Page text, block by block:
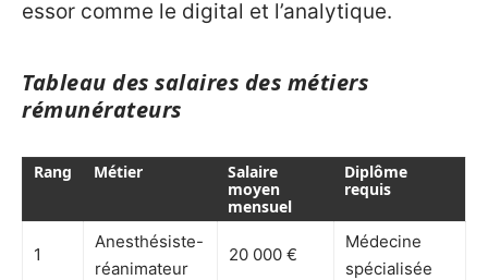
essor comme le digital et l’analytique.
Tableau des salaires des métiers
rémunérateurs
Rang Métier
Salaire
moyen
mensuel
Diplôme
requis
1
Anesthésiste-
réanimateur
20 000 €
Médecine
spécialisée